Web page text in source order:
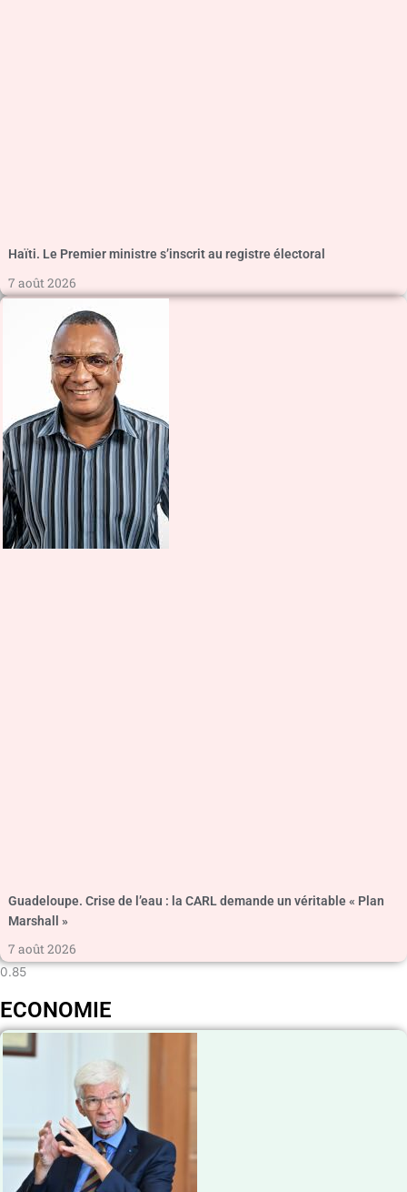
Haïti. Le Premier ministre s’inscrit au registre électoral
7 août 2026
Guadeloupe. Crise de l’eau : la CARL demande un véritable « Plan
Marshall »
7 août 2026
ECONOMIE